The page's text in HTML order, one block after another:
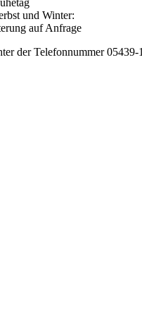
und Winter:
auf Anfrage
der Telefonnummer 05439-